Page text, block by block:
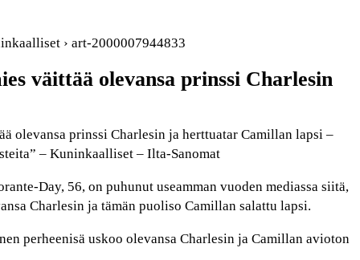
› art-2000007944833
väittää olevansa prinssi Charlesin
olevansa prinssi Charlesin ja herttuatar Camillan lapsi –
– Kuninkaalliset – Ilta-Sanomat
Day, 56, on puhunut useamman vuoden mediassa siitä,
Charlesin ja tämän puoliso Camillan salattu lapsi.
perheenisä uskoo olevansa Charlesin ja Camillan avioton